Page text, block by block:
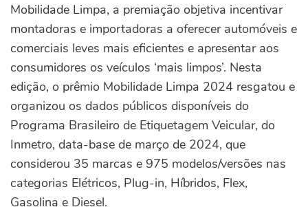
Mobilidade Limpa, a premiação objetiva incentivar
montadoras e importadoras a oferecer automóveis e
comerciais leves mais eficientes e apresentar aos
consumidores os veículos ‘mais limpos’. Nesta
edição, o prêmio Mobilidade Limpa 2024 resgatou e
organizou os dados públicos disponíveis do
Programa Brasileiro de Etiquetagem Veicular, do
Inmetro, data-base de março de 2024, que
considerou 35 marcas e 975 modelos/versões nas
categorias Elétricos, Plug-in, Híbridos, Flex,
Gasolina e Diesel.